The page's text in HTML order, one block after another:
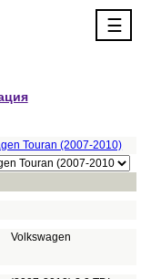
☰
Touran (2007-2010)
Volkswagen